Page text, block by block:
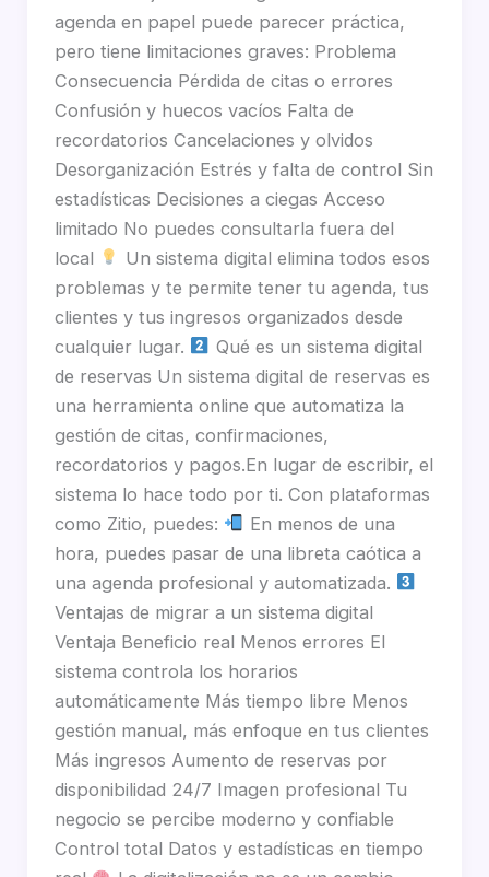
agenda en papel puede parecer práctica,
pero tiene limitaciones graves: Problema
Consecuencia Pérdida de citas o errores
Confusión y huecos vacíos Falta de
recordatorios Cancelaciones y olvidos
Desorganización Estrés y falta de control Sin
estadísticas Decisiones a ciegas Acceso
limitado No puedes consultarla fuera del
local
Un sistema digital elimina todos esos
problemas y te permite tener tu agenda, tus
clientes y tus ingresos organizados desde
cualquier lugar.
Qué es un sistema digital
de reservas Un sistema digital de reservas es
una herramienta online que automatiza la
gestión de citas, confirmaciones,
recordatorios y pagos.En lugar de escribir, el
sistema lo hace todo por ti. Con plataformas
como Zitio, puedes:
En menos de una
hora, puedes pasar de una libreta caótica a
una agenda profesional y automatizada.
Ventajas de migrar a un sistema digital
Ventaja Beneficio real Menos errores El
sistema controla los horarios
automáticamente Más tiempo libre Menos
gestión manual, más enfoque en tus clientes
Más ingresos Aumento de reservas por
disponibilidad 24/7 Imagen profesional Tu
negocio se percibe moderno y confiable
Control total Datos y estadísticas en tiempo